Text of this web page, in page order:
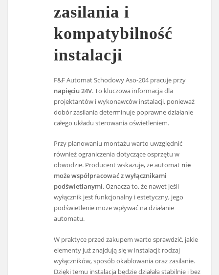
zasilania i
kompatybilność
instalacji
F&F Automat Schodowy Aso-204 pracuje przy
napięciu 24V. To kluczowa informacja dla
projektantów i wykonawców instalacji, ponieważ
dobór zasilania determinuje poprawne działanie
całego układu sterowania oświetleniem.
Przy planowaniu montażu warto uwzględnić
również ograniczenia dotyczące osprzętu w
obwodzie. Producent wskazuje, że automat nie
może współpracować z wyłącznikami
podświetlanymi. Oznacza to, że nawet jeśli
wyłącznik jest funkcjonalny i estetyczny, jego
podświetlenie może wpływać na działanie
automatu.
W praktyce przed zakupem warto sprawdzić, jakie
elementy już znajdują się w instalacji: rodzaj
wyłączników, sposób okablowania oraz zasilanie.
Dzięki temu instalacja będzie działała stabilnie i bez